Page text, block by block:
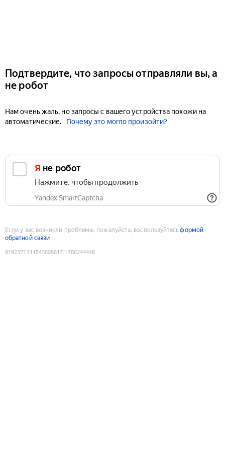
Подтвердите, что запросы отправляли вы, а
не робот
Нам очень жаль, но запросы с вашего устройства похожи на
автоматические.
Почему это могло произойти?
Я не робот
Нажмите, чтобы продолжить
Yandex SmartCaptcha
Если у вас возникли проблемы, пожалуйста, воспользуйтесьформой
обратной связи
9192371311543608617:1786244448